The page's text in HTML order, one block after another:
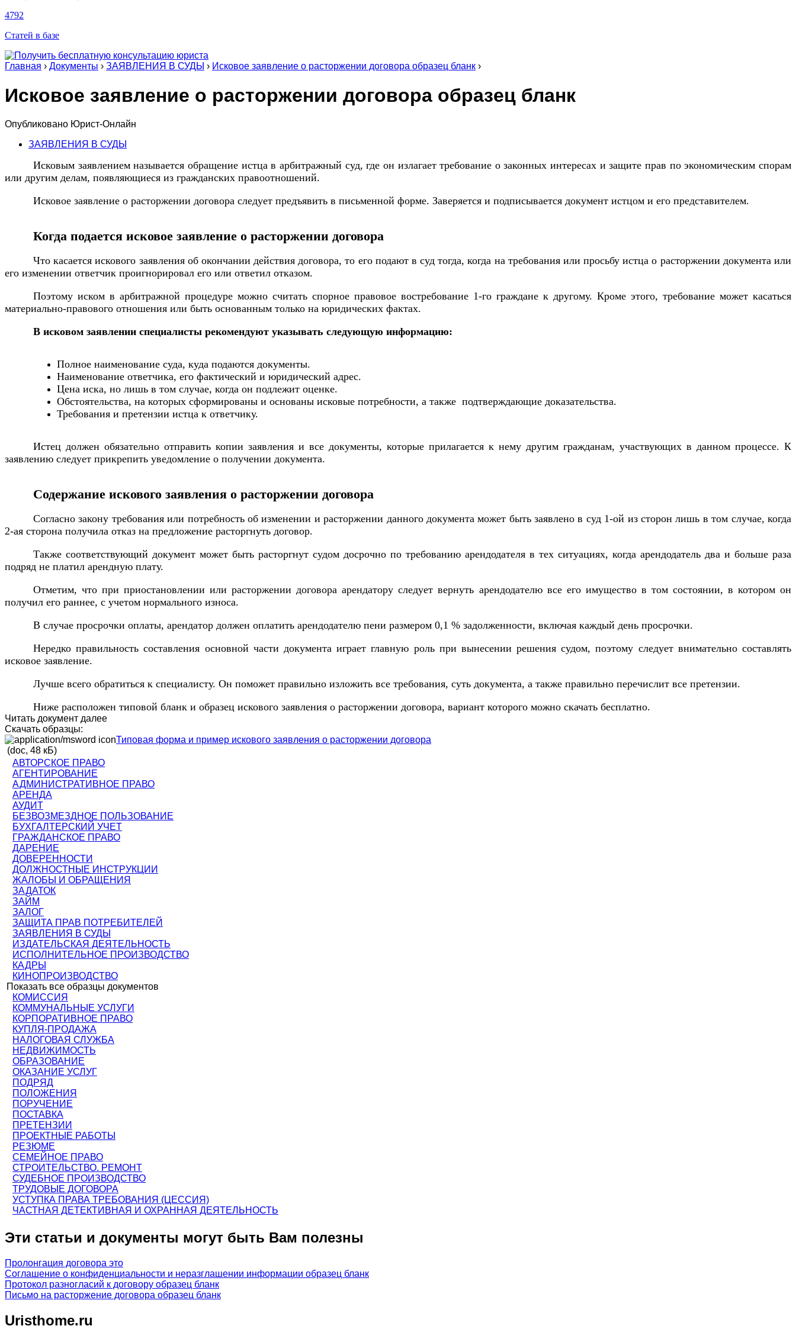
4792
Статей в базе
Главная › Документы › ЗАЯВЛЕНИЯ В СУДЫ › Исковое заявление о расторжении договора образец бланк ›
Исковое заявление о расторжении договора образец бланк
Опубликовано Юрист-Онлайн
ЗАЯВЛЕНИЯ В СУДЫ
Исковым заявлением называется обращение истца в арбитражный суд, где он излагает требование о законных интересах и защите прав по экономическим спорам
или другим делам, появляющиеся из гражданских правоотношений.
Исковое заявление о расторжении договора следует предъявить в письменной форме. Заверяется и подписывается документ истцом и его представителем.
Когда подается исковое заявление о расторжении договора
Что касается искового заявления об окончании действия договора, то его подают в суд тогда, когда на требования или просьбу истца о расторжении документа или
его изменении ответчик проигнорировал его или ответил отказом.
Поэтому иском в арбитражной процедуре можно считать спорное правовое востребование 1-го граждане к другому. Кроме этого, требование может касаться
материально-правового отношения или быть основанным только на юридических фактах.
В исковом заявлении специалисты рекомендуют указывать следующую информацию:
Полное наименование суда, куда подаются документы.
Наименование ответчика, его фактический и юридический адрес.
Цена иска, но лишь в том случае, когда он подлежит оценке.
Обстоятельства, на которых сформированы и основаны исковые потребности, а также подтверждающие доказательства.
Требования и претензии истца к ответчику.
Истец должен обязательно отправить копии заявления и все документы, которые прилагается к нему другим гражданам, участвующих в данном процессе. К
заявлению следует прикрепить уведомление о получении документа.
Содержание искового заявления о расторжении договора
Согласно закону требования или потребность об изменении и расторжении данного документа может быть заявлено в суд 1-ой из сторон лишь в том случае, когда
2-ая сторона получила отказ на предложение расторгнуть договор.
Также соответствующий документ может быть расторгнут судом досрочно по требованию арендодателя в тех ситуациях, когда арендодатель два и больше раза
подряд не платил арендную плату.
Отметим, что при приостановлении или расторжении договора арендатору следует вернуть арендодателю все его имущество в том состоянии, в котором он
получил его раннее, с учетом нормального износа.
В случае просрочки оплаты, арендатор должен оплатить арендодателю пени размером 0,1 % задолженности, включая каждый день просрочки.
Нередко правильность составления основной части документа играет главную роль при вынесении решения судом, поэтому следует внимательно составлять
исковое заявление.
Лучше всего обратиться к специалисту. Он поможет правильно изложить все требования, суть документа, а также правильно перечислит все претензии.
Ниже расположен типовой бланк и образец искового заявления о расторжении договора, вариант которого можно скачать бесплатно.
Читать документ далее
Скачать образцы:
Типовая форма и пример искового заявления о расторжении договора
(doc, 48 кБ)
АВТОРСКОЕ ПРАВО
АГЕНТИРОВАНИЕ
АДМИНИСТРАТИВНОЕ ПРАВО
АРЕНДА
АУДИТ
БЕЗВОЗМЕЗДНОЕ ПОЛЬЗОВАНИЕ
БУХГАЛТЕРСКИЙ УЧЕТ
ГРАЖДАНСКОЕ ПРАВО
ДАРЕНИЕ
ДОВЕРЕННОСТИ
ДОЛЖНОСТНЫЕ ИНСТРУКЦИИ
ЖАЛОБЫ И ОБРАЩЕНИЯ
ЗАДАТОК
ЗАЙМ
ЗАЛОГ
ЗАЩИТА ПРАВ ПОТРЕБИТЕЛЕЙ
ЗАЯВЛЕНИЯ В СУДЫ
ИЗДАТЕЛЬСКАЯ ДЕЯТЕЛЬНОСТЬ
ИСПОЛНИТЕЛЬНОЕ ПРОИЗВОДСТВО
КАДРЫ
КИНОПРОИЗВОДСТВО
Показать все образцы документов
КОМИССИЯ
КОММУНАЛЬНЫЕ УСЛУГИ
КОРПОРАТИВНОЕ ПРАВО
КУПЛЯ-ПРОДАЖА
НАЛОГОВАЯ СЛУЖБА
НЕДВИЖИМОСТЬ
ОБРАЗОВАНИЕ
ОКАЗАНИЕ УСЛУГ
ПОДРЯД
ПОЛОЖЕНИЯ
ПОРУЧЕНИЕ
ПОСТАВКА
ПРЕТЕНЗИИ
ПРОЕКТНЫЕ РАБОТЫ
РЕЗЮМЕ
СЕМЕЙНОЕ ПРАВО
СТРОИТЕЛЬСТВО. РЕМОНТ
СУДЕБНОЕ ПРОИЗВОДСТВО
ТРУДОВЫЕ ДОГОВОРА
УСТУПКА ПРАВА ТРЕБОВАНИЯ (ЦЕССИЯ)
ЧАСТНАЯ ДЕТЕКТИВНАЯ И ОХРАННАЯ ДЕЯТЕЛЬНОСТЬ
Эти статьи и документы могут быть Вам полезны
Пролонгация договора это
Соглашение о конфиденциальности и неразглашении информации образец бланк
Протокол разногласий к договору образец бланк
Письмо на расторжение договора образец бланк
Uristhome.ru